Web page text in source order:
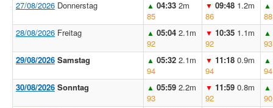
27/08/2026 Donnerstag ▲ 04:33 2m
85
▼ 09:48 1.2m
86
▲
88
28/08/2026 Freitag ▲ 05:04 2.1m
92
▼ 10:35 1.1m
92
▲
93
29/08/2026 Samstag ▲ 05:32 2.1m
94
▼ 11:18 0.9m
94
▲
94
30/08/2026 Sonntag ▲ 05:59 2.2m
93
▼ 11:59 0.8m
92
▲
90